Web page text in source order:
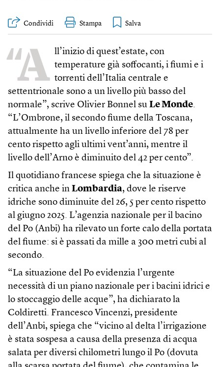
Condividi Stampa
“A ll’inizio di quest’estate, con
temperature già soffocanti, i fiumi e i
torrenti dell’Italia centrale e
settentrionale sono a un livello più basso del
normale”, scrive Olivier Bonnel su Le Monde.
“L’Ombrone, il secondo fiume della Toscana,
attualmente ha un livello inferiore del 78 per
cento rispetto agli ultimi vent’anni, mentre il
livello dell’Arno è diminuito del 42 per cento”.
Il quotidiano francese spiega che la situazione è
critica anche in Lombardia, dove le riserve
idriche sono diminuite del 26, 5 per cento rispetto
al giugno 2025. L’agenzia nazionale per il bacino
del Po (Anbi) ha rilevato un forte calo della portata
del fiume: si è passati da mille a 300 metri cubi al
secondo.
“La situazione del Po evidenzia l’urgente
necessità di un piano nazionale per i bacini idrici e
lo stoccaggio delle acque”, ha dichiarato la
Coldiretti. Francesco Vincenzi, presidente
dell’Anbi, spiega che “vicino al delta l’irrigazione
è stata sospesa a causa della presenza di acqua
salata per diversi chilometri lungo il Po (dovuta